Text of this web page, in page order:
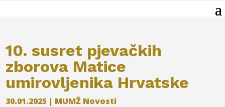
10. susret pjevačkih
zborova Matice
umirovljenika Hrvatske
30.01.2025 | MUMŽ Novosti